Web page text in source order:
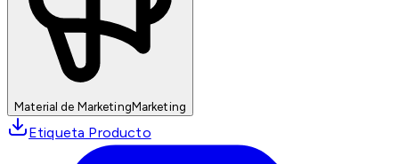
Material de MarketingMarketing
Etiqueta Producto